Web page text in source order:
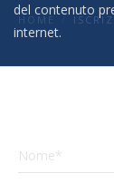
HOME
del contenuto
internet.